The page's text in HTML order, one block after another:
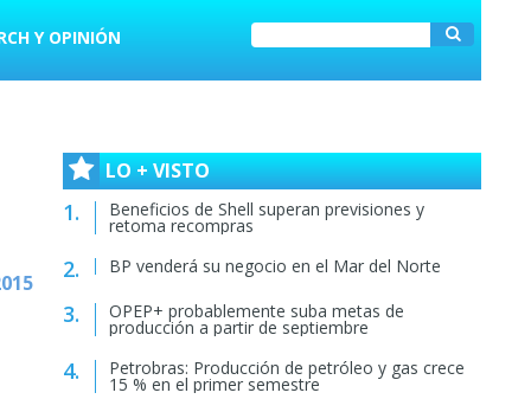
Y OPINIÓN
LO + VISTO
Beneficios de Shell superan previsiones y
retoma recompras
BP venderá su negocio en el Mar del Norte
OPEP+ probablemente suba metas de
producción a partir de septiembre
Petrobras: Producción de petróleo y gas crece
15 % en el primer semestre